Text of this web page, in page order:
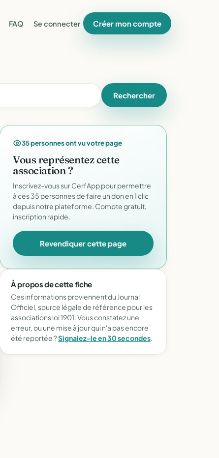
FAQ Se connecter Créer mon compte
Rechercher
35 personnes ont vu votre page
Vous représentez cette
association ?
Inscrivez-vous sur CerfApp pour permettre
à ces 35 personnes de faire un don en 1 clic
depuis notre plateforme. Compte gratuit,
inscription rapide.
Revendiquer cette page
À propos de cette fiche
Ces informations proviennent du Journal
Officiel, source légale de référence pour les
associations loi 1901. Vous constatez une
erreur, ou une mise à jour qui n'a pas encore
été reportée ?Signalez-le en 30 secondes.